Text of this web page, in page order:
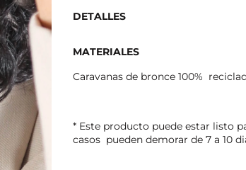
DETALLES
MATERIALES
Caravanas de bronce 100%
* Este producto puede estar listo
casos pueden demorar de 7 a 10